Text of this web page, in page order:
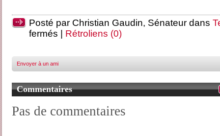
Posté par Christian Gaudin, Sénateur dans
fermés
Rétroliens (0)
Envoyer à un ami
Commentaires
Pas de commentaires